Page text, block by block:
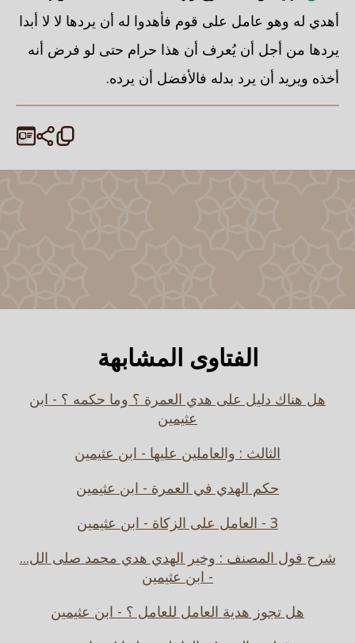
أهدي له وهو عامل على قوم فأهدوا له أن يردها لا لا أبدا
يردها من أجل أن يُعرف أن هذا حرام حتى لو فرض أنه
أخذه ويريد أن يرد بدله فالأفضل أن يرده.
الفتاوى المشابهة
هل هناك دليل على هدي العمرة ؟ وما حكمه ؟ - ابن
عثيمين
الثالث : والعاملين عليها - ابن عثيمين
حكم الهدي في العمرة - ابن عثيمين
3 - العامل على الزكاة - ابن عثيمين
شرح قول المصنف : وخير الهدي هدي محمد صلى الل...
- ابن عثيمين
هل تجوز هدية العامل للعامل ؟ - ابن عثيمين